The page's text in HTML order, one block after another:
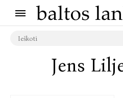
Jens